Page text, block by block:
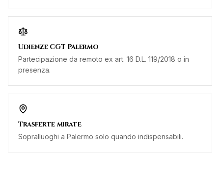
Udienze CGT Palermo
Partecipazione da remoto ex art. 16 D.L. 119/2018 o in
presenza.
Trasferte mirate
Sopralluoghi a Palermo solo quando indispensabili.